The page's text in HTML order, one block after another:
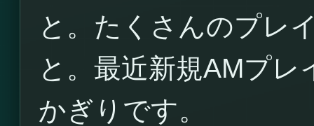
と。たくさんのプレ
と。最近新規AMプ
かぎりです。